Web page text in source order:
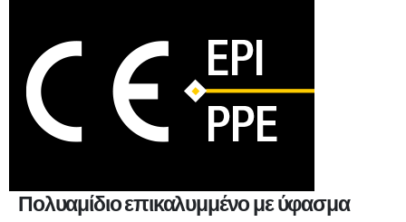
Πολυαμίδιο επικαλυμμένο με ύφασμα